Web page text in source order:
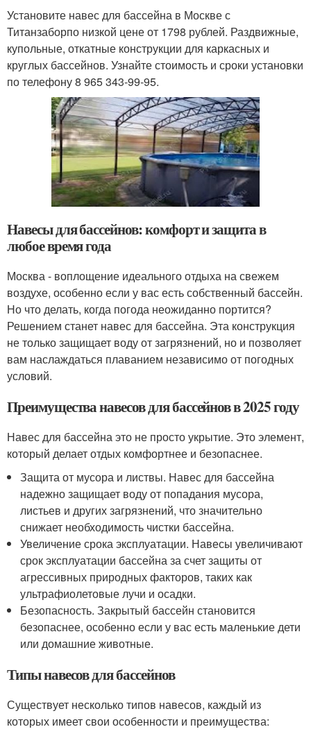
Установите навес для бассейна в Москве с
Титанзаборпо низкой цене от 1798 рублей. Раздвижные,
купольные, откатные конструкции для каркасных и
круглых бассейнов. Узнайте стоимость и сроки установки
по телефону 8 965 343-99-95.
Навесы для бассейнов: комфорт и защита в
любое время года
Москва - воплощение идеального отдыха на свежем
воздухе, особенно если у вас есть собственный бассейн.
Но что делать, когда погода неожиданно портится?
Решением станет навес для бассейна. Эта конструкция
не только защищает воду от загрязнений, но и позволяет
вам наслаждаться плаванием независимо от погодных
условий.
Преимущества навесов для бассейнов в 2025 году
Навес для бассейна это не просто укрытие. Это элемент,
который делает отдых комфортнее и безопаснее.
Защита от мусора и листвы. Навес для бассейна
надежно защищает воду от попадания мусора,
листьев и других загрязнений, что значительно
снижает необходимость чистки бассейна.
Увеличение срока эксплуатации. Навесы увеличивают
срок эксплуатации бассейна за счет защиты от
агрессивных природных факторов, таких как
ультрафиолетовые лучи и осадки.
Безопасность. Закрытый бассейн становится
безопаснее, особенно если у вас есть маленькие дети
или домашние животные.
Типы навесов для бассейнов
Существует несколько типов навесов, каждый из
которых имеет свои особенности и преимущества: